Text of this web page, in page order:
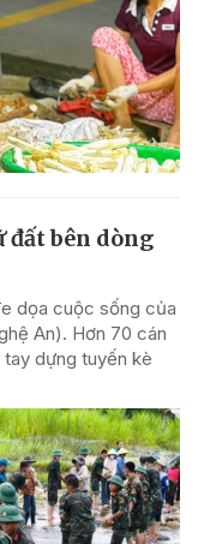
đất bên dòng
dọa cuộc sống của
An). Hơn 70 cán
dựng tuyến kè